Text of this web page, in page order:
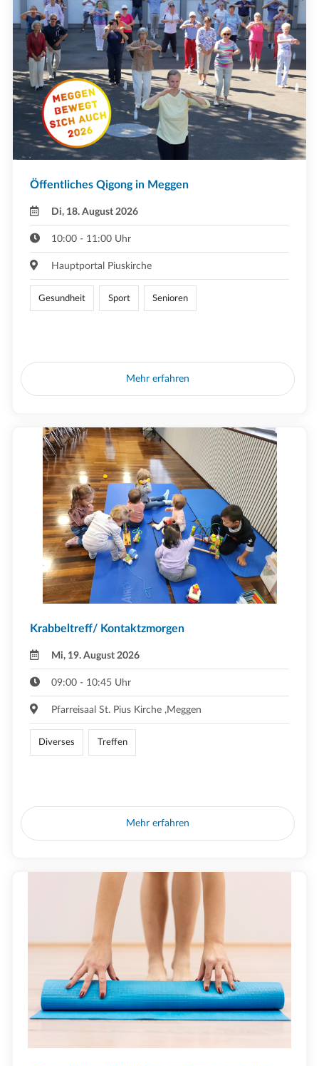
Öffentliches Qigong in Meggen
Di, 18. August 2026
10:00 - 11:00 Uhr
Hauptportal Piuskirche
Gesundheit Sport Senioren
Mehr erfahren
Krabbeltreff/ Kontaktzmorgen
Mi, 19. August 2026
09:00 - 10:45 Uhr
Pfarreisaal St. Pius Kirche ,Meggen
Diverses Treffen
Mehr erfahren